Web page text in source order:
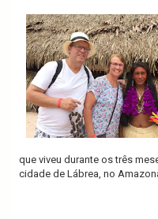
que viveu durante os três
cidade de Lábrea, no